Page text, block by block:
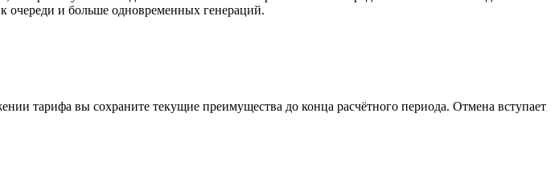
очереди и больше одновременных генераций.
тарифа вы сохраните текущие преимущества до конца расчётного периода. Отмена вступает